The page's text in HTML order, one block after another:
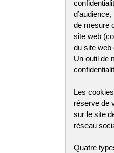
de mesure
site web
du site web
Un outil de
Les
réserve de
sur le site
réseau
Quatre